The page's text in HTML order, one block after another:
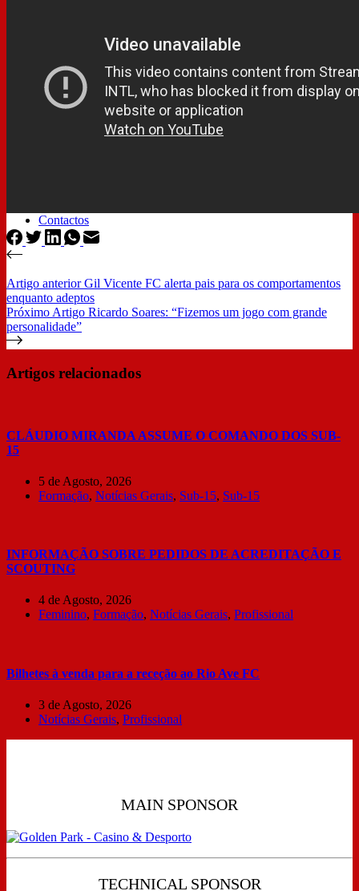
Sub 19
Sub 17
Resultados Sub 17
Sub 16
Resultados Sub 16
Sub 15
Contactos
Artigo anteriorGil Vicente FC alerta pais para os comportamentos
enquanto adeptos
Próximo Artigo Ricardo Soares: “Fizemos um jogo com grande
personalidade”
Artigos relacionados
CLÁUDIO MIRANDA ASSUME O COMANDO DOS SUB-
15
5 de Agosto, 2026
Formação, Notícias Gerais, Sub-15, Sub-15
INFORMAÇÃO SOBRE PEDIDOS DE ACREDITAÇÃO E
SCOUTING
4 de Agosto, 2026
Feminino, Formação, Notícias Gerais, Profissional
Bilhetes à venda para a receção ao Rio Ave FC
3 de Agosto, 2026
Notícias Gerais, Profissional
MAIN SPONSOR
TECHNICAL SPONSOR